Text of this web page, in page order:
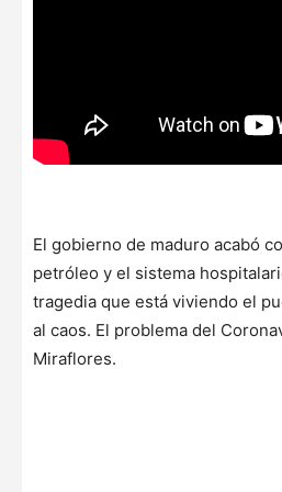
El gobierno de maduro acabó
petróleo y el sistema
tragedia que está viviendo el
al caos. El problema del
Miraflores.